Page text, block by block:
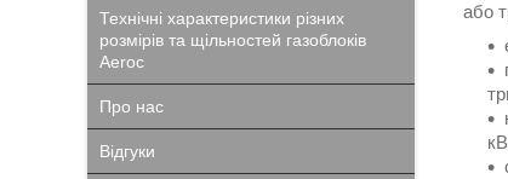
або
Технічні характеристики різних
розмірів та щільностей газоблоків
Aeroc
Про нас
Відгуки